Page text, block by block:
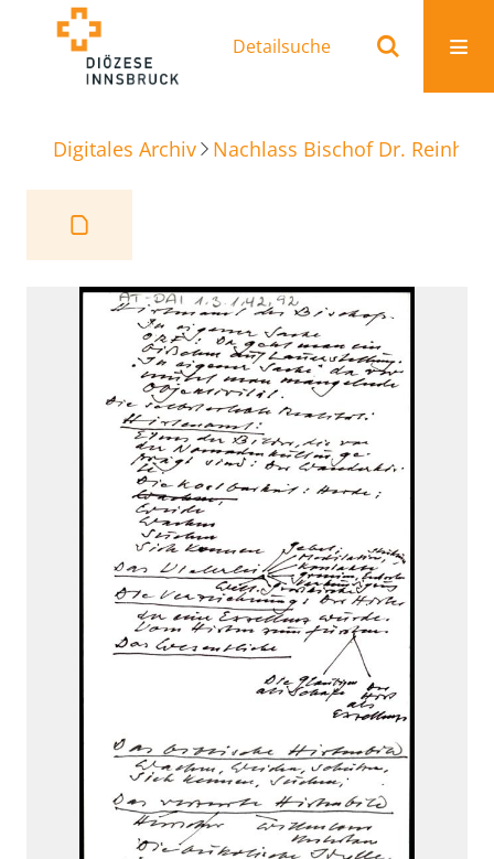
Detailsuche
Digitales Archiv Nachlass Bischof Dr.